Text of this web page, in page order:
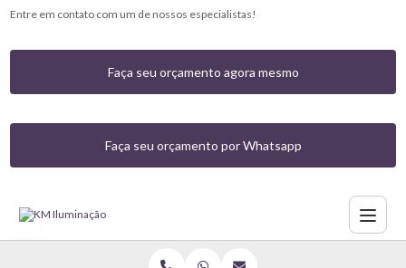
Entre em contato com um de nossos especialistas!
Faça seu orçamento agora mesmo
Faça seu orçamento por Whatsapp